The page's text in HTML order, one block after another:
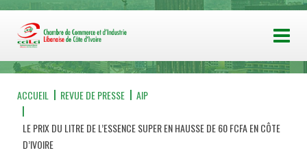
ACCUEIL REVUE DE PRESSE AIP
LE PRIX DU LITRE DE L’ESSENCE SUPER EN HAUSSE DE 60 FCFA EN CÔTE
D’IVOIRE